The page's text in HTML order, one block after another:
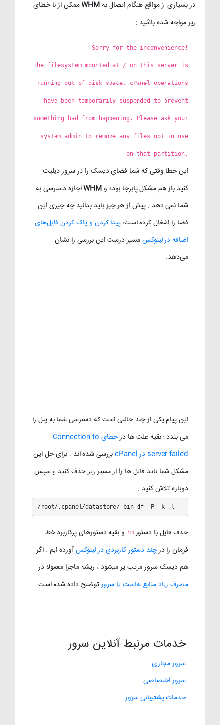
در بسیاری از مواقع هنگام اتصال بهWHMممکن از با خطای
زیر مواجه شده باشید :
Sorry for the inconvenience!
The filesystem mounted at / on this server is
running out of disk space. cPanel operations
have been temporarily suspended to prevent
something bad from happening. Please ask your
system admin to remove any files not in use
on that partition.
این خطا وقتی که شما فضای دیسک را در سرور دیلیت
کنید باز هم مشکل پابرجا بوده و WHMاجازه دسترسی به
شما نمی دهد . پیش از هر چیز باید بدانید چه چیزی این
فضا را اشغال کرده است؛پیدا کردن و پاک کردن فایل‌های
اضافه در لینوکسمسیر درست این بررسی را نشان
می‌دهد.
این پیام یکی از چند حالتی است که دسترسی شما به پنل را
می بندد ؛ بقیه علت ها در
خطای Connection to
server failed در cPanel
بررسی شده اند . برای حل این
مشکل شما باید فایل ها را از مسیر زیر حذف کنید و سپس
دوباره تلاش کنید .
/root/.cpanel/datastore/_bin_df_-P_-k_-l
حذف فایل با دستور rm و بقیه دستورهای پرکاربرد خط
فرمان را درچند دستور کاربردی در لینوکسآورده ایم . اگر
هم دیسک سرور مرتب پر میشود ، ریشه ماجرا معمولا در
مصرف زیاد منابع هاست یا سرورتوضیح داده شده است .
خدمات مرتبط آنلاین سرور
سرور مجازی
سرور اختصاصی
خدمات پشتیبانی سرور